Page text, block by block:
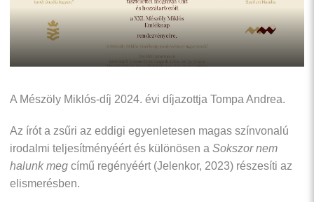
A Mészöly Miklós-díj 2024. évi díjazottja Tompa Andrea.
Az írót a zsűri az eddigi egyenletesen magas színvonalú
irodalmi teljesítményéért és különösen a Sokszor nem
halunk meg című regényéért (Jelenkor, 2023) részesíti az
elismerésben.